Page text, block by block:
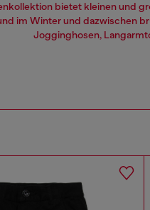
bietet kleinen und
im Winter und dazwischen
Jogginghosen,